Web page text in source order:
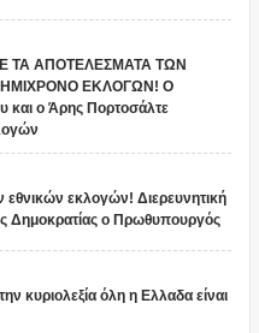
ΤΑ ΑΠΟΤΕΛΕΣΜΑΤΑ ΤΩΝ
ΕΚΛΟΓΩΝ! Ο
και ο Άρης Πορτοσάλτε
εθνικών εκλογών! Διερευνητική
Δημοκρατίας ο Πρωθυπουργός
κυριολεξία όλη η Ελλαδα είναι